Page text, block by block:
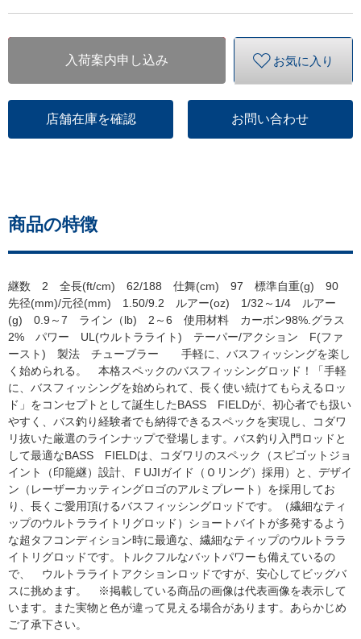
入荷案内申し込み お気に入り
店舗在庫を確認 お問い合わせ
商品の特徴
継数 2 全長(ft/cm) 62/188 仕舞(cm) 97 標準自重(g) 90
先径(mm)/元径(mm) 1.50/9.2 ルアー(oz) 1/32～1/4 ルアー
(g) 0.9～7 ライン（lb) 2～6 使用材料 カーボン98%.グラス
2% パワー UL(ウルトラライト) テーパー/アクション F(ファ
ースト) 製法 チューブラー 手軽に、バスフィッシングを楽し
く始められる。 本格スペックのバスフィッシングロッド！「手軽
に、バスフィッシングを始められて、長く使い続けてもらえるロッ
ド」をコンセプトとして誕生したBASS FIELDが、初心者でも扱い
すく、バス釣り経験者でも納得できるスペックを実現し、コダワ
リ抜いた厳選のラインナップで登場します。バス釣り入門ロッドと
して最適なBASS FIELDは、コダワリのスペック（スピゴットジョ
イント（印籠継）設計、ＦUJIガイド（Ｏリング）採用）と、デザイ
ン（レーザーカッティングロゴのアルミプレート）を採用してお
り、長くご愛用頂けるバスフィッシングロッドです。（繊細なティ
ップのウルトラライトリグロッド）ショートバイトが多発するよう
な超タフコンディション時に最適な、繊細なティップのウルトララ
イトリグロッドです。トルクフルなバットパワーも備えているの
で、 ウルトラライトアクションロッドですが、安心してビッグバ
スに挑めます。 ※掲載している商品の画像は代表画像を表示して
います。また実物と色が違って見える場合があります。あらかじめ
ご了承下さい。